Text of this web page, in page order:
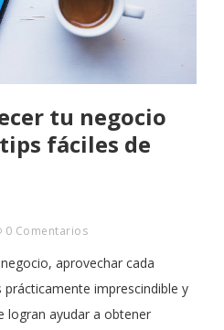
tu negocio
fáciles de
0 Comentarios
aprovechar cada
imprescindible y
logran ayudar a obtener